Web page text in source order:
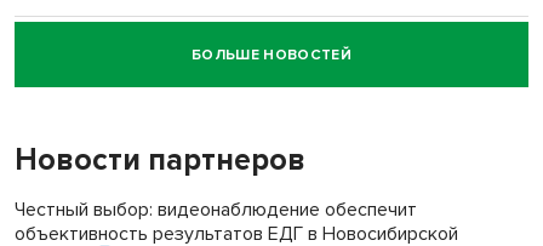
Новосибирский суд наказал водителя за смерть
пенсионерки на вокзале
«Мы живём на пастбище!»: в новосибирском селе лошади
терроризируют жителей
БОЛЬШЕ НОВОСТЕЙ
Новости партнеров
Честный выбор: видеонаблюдение обеспечит
объективность результатов ЕДГ в Новосибирской